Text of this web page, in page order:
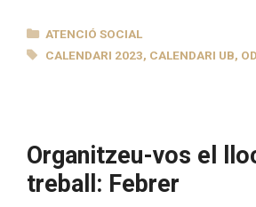
CATEGORIES
ATENCIÓ SOCIAL
ETIQUETES
CALENDARI 2023, CALENDARI UB,
Organitzeu-vos el
treball: Febrer